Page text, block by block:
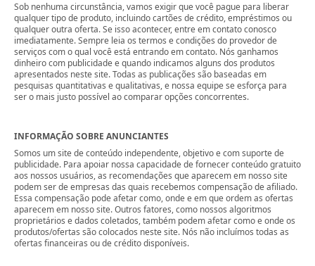
Sob nenhuma circunstância, vamos exigir que você pague para liberar
qualquer tipo de produto, incluindo cartões de crédito, empréstimos ou
qualquer outra oferta. Se isso acontecer, entre em contato conosco
imediatamente. Sempre leia os termos e condições do provedor de
serviços com o qual você está entrando em contato. Nós ganhamos
dinheiro com publicidade e quando indicamos alguns dos produtos
apresentados neste site. Todas as publicações são baseadas em
pesquisas quantitativas e qualitativas, e nossa equipe se esforça para
ser o mais justo possível ao comparar opções concorrentes.
INFORMAÇÃO SOBRE ANUNCIANTES
Somos um site de conteúdo independente, objetivo e com suporte de
publicidade. Para apoiar nossa capacidade de fornecer conteúdo gratuito
aos nossos usuários, as recomendações que aparecem em nosso site
podem ser de empresas das quais recebemos compensação de afiliado.
Essa compensação pode afetar como, onde e em que ordem as ofertas
aparecem em nosso site. Outros fatores, como nossos algoritmos
proprietários e dados coletados, também podem afetar como e onde os
produtos/ofertas são colocados neste site. Nós não incluímos todas as
ofertas financeiras ou de crédito disponíveis.